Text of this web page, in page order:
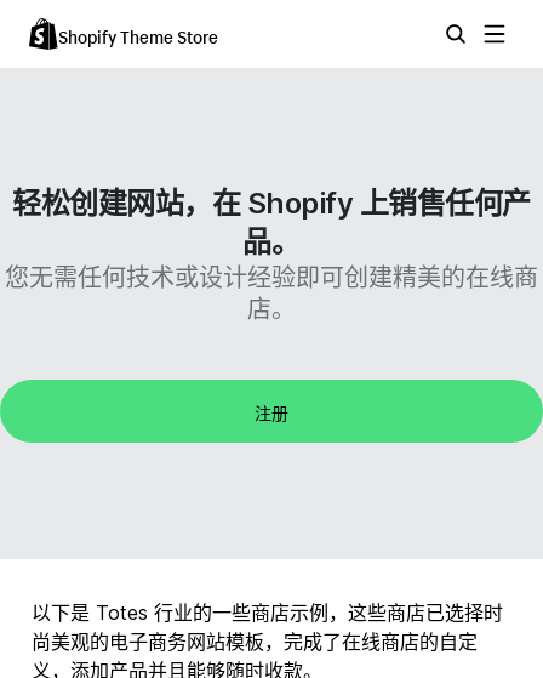
Shopify Theme Store
轻松创建网站，在 Shopify 上销售任何产
品。
您无需任何技术或设计经验即可创建精美的在线商
店。
注册
以下是 Totes 行业的一些商店示例，这些商店已选择时
尚美观的电子商务网站模板，完成了在线商店的自定
义，添加产品并且能够随时收款。